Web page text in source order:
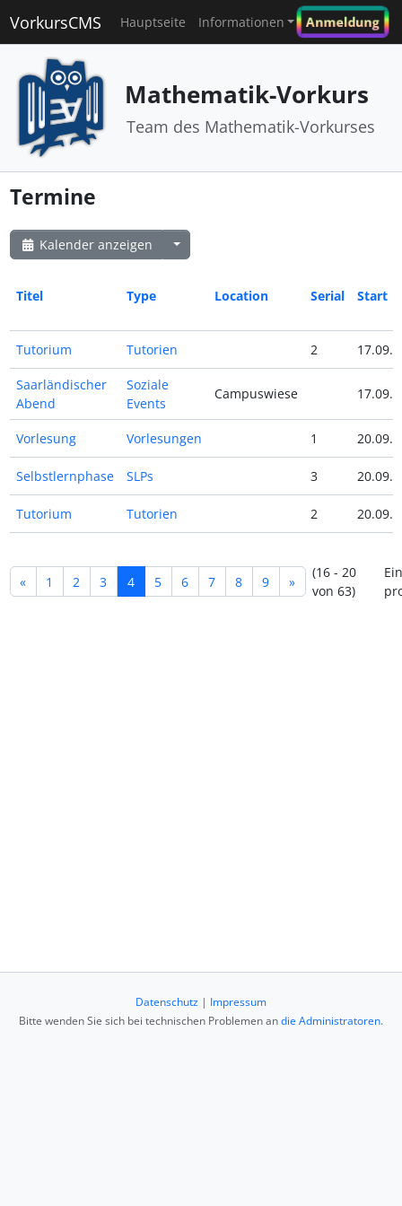
VorkursCMS Hauptseite Informationen Anmeldung
Mathematik-Vorkurs
Team des Mathematik-Vorkurses
Termine
Kalender anzeigen
Titel Type Location Serial Start
Tutorium Tutorien 2
Saarländischer
Abend
Soziale
Events
Campuswiese
Vorlesung Vorlesungen 1
Selbstlernphase SLPs 3
Tutorium Tutorien 2
« 1 2 3 4 5 6 7 8 9 »
(16 - 20
von 63)
Datenschutz | Impressum
Bitte wenden Sie sich bei technischen Problemen andie Administratoren.